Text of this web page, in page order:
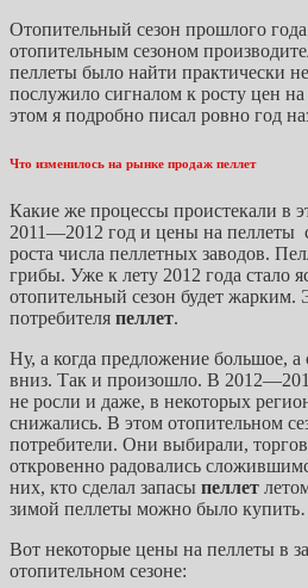
Отопительный сезон прошлого
отопительным сезоном
пеллеты было найти практически
послужило сигналом к росту цен
этом я подробно писал ровно год
Что изменилось на рынке продаж пеллет
Какие же процессы проистекали в
2011—2012 год и цены на пеллеты
роста числа пеллетных заводов.
грибы. Уже к лету 2012 года стало
отопительный сезон будет жарким.
потребителя пеллет.
Ну, а когда предложение большое,
вниз. Так и произошло. В
не росли и даже, в некоторых
снижались. В этом отопительном
потребители. Они выбирали,
откровенно радовались
них, кто сделал запасы пеллет
зимой пеллеты можно было
Вот некоторые цены на пеллеты в
отопительном сезоне: